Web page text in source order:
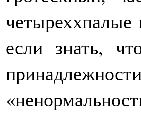
четыреххпалые
если знать,